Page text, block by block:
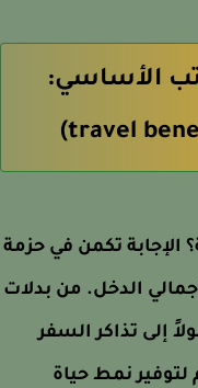
الأساسي:
تكمن في حزمة
أحياناً 40% من إجمالي الدخل. من بدلات
إلى تذاكر السفر
نمط حياة